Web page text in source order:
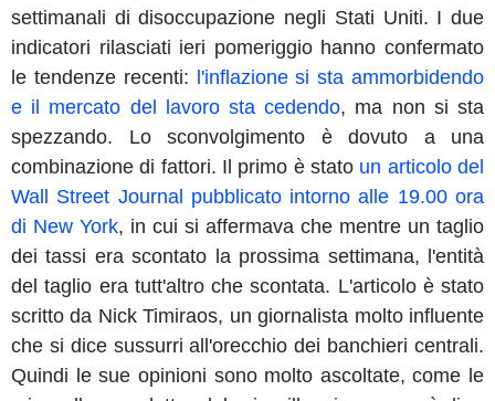
settimanali di disoccupazione negli Stati Uniti. I due
indicatori rilasciati ieri pomeriggio hanno confermato
le tendenze recenti: l'inflazione si sta ammorbidendo
e il mercato del lavoro sta cedendo, ma non si sta
spezzando. Lo sconvolgimento è dovuto a una
combinazione di fattori. Il primo è stato un articolo del
Wall Street Journal pubblicato intorno alle 19.00 ora
di New York, in cui si affermava che mentre un taglio
dei tassi era scontato la prossima settimana, l'entità
del taglio era tutt'altro che scontata. L'articolo è stato
scritto da Nick Timiraos, un giornalista molto influente
che si dice sussurri all'orecchio dei banchieri centrali.
Quindi le sue opinioni sono molto ascoltate, come le